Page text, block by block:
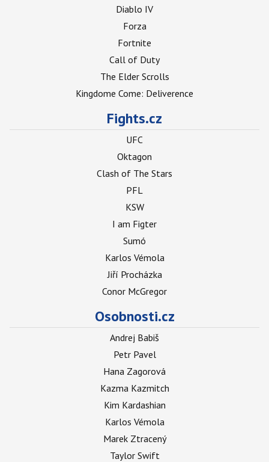
Diablo IV
Forza
Fortnite
Call of Duty
The Elder Scrolls
Kingdome Come: Deliverence
Fights.cz
UFC
Oktagon
Clash of The Stars
PFL
KSW
I am Figter
Sumó
Karlos Vémola
Jiří Procházka
Conor McGregor
Osobnosti.cz
Andrej Babiš
Petr Pavel
Hana Zagorová
Kazma Kazmitch
Kim Kardashian
Karlos Vémola
Marek Ztracený
Taylor Swift